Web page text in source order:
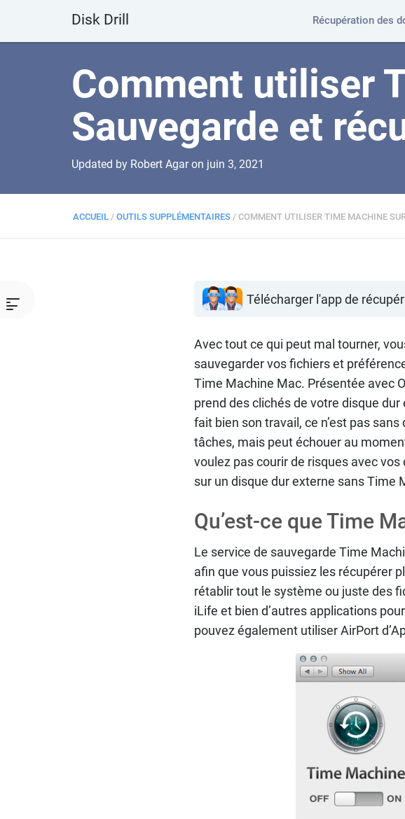
Disk Drill Récupération des
Comment utiliser
Sauvegarde et
Updated by Robert Agar on juin 3, 2021
ACCUEIL / OUTILS SUPPLÉMENTAIRES / COMMENT UTILISER TIME MACHINE
Toggle Table of Content Télécharger l'app de
Avec tout ce qui peut mal tourner,
sauvegarder vos fichiers et
Time Machine Mac. Présentée avec
prend des clichés de votre disque
fait bien son travail, ce n’est pas
tâches, mais peut échouer au
voulez pas courir de risques avec
sur un disque dur externe sans Time
Qu’est-ce que Time
Le service de sauvegarde Time
afin que vous puissiez les récupérer
rétablir tout le système ou juste des
iLife et bien d’autres applications
pouvez également utiliser AirPort